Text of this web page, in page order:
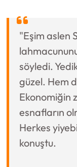
"Eşim aslen
söyledi.
güzel. Hem
Ekonomiğin
esnafların
Herkes
konuştu.